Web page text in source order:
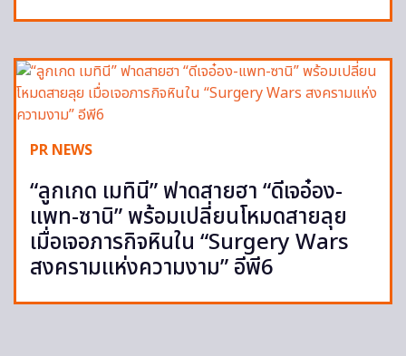
PR NEWS
“ลูกเกด เมทินี” ฟาดสายฮา “ดีเจอ๋อง-
แพท-ซานิ” พร้อมเปลี่ยนโหมดสายลุย
เมื่อเจอภารกิจหินใน “Surgery Wars
สงครามแห่งความงาม” อีพี6